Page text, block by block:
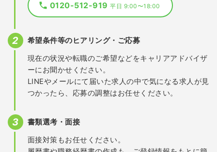
0120-512-919平日 9:00〜18:00
希望条件等のヒアリング・ご応募
現在の状況や転職のご希望などをキャリアアドバイザ
ーにお聞かせください。
LINEやメールにて届いた求人の中で気になる求人が見
つかったら、応募の調整はお任せください。
書類選考・面接
面接対策もお任せください。